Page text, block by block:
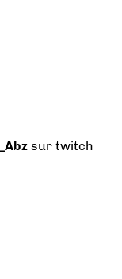
sur twitch